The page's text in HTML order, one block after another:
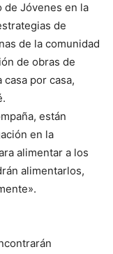
de Jóvenes en la
de
de la comunidad
de obras de
por casa,
están
en la
alimentar a los
alimentarlos,